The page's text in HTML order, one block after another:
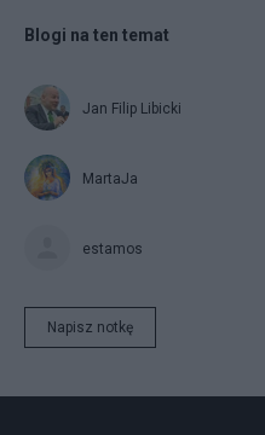
Blogi na ten temat
Jan Filip Libicki
MartaJa
estamos
Napisz notkę